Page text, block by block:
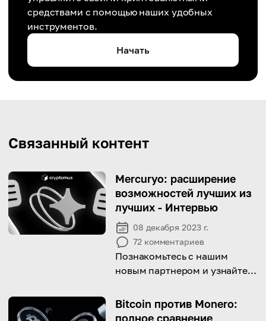
средствами с помощью наших удобных
инструментов.
Начать
Связанный контент
Mercuryo: расширение
возможностей лучших из
лучших - Интервью
08 декабря 2023 г.
72 комментариев
Познакомьтесь с нашим
новым партнером и узнайте,
сочетает в себе фиатные и
криптовалютные
Bitcoin против Monero:
полное сравнение